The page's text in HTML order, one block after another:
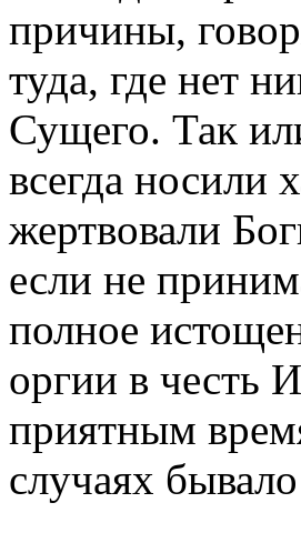
причины,
туда, где нет
Сущего. Так
всегда
жертвовали
если не
полное
оргии в честь
приятным
случаях